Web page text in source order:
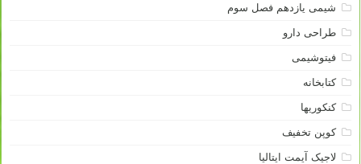
شیمی یازدهم فصل سوم
طراحی دارو
فیتوشیمی
کتابخانه
کنکوریها
کوپن تخفیف
لاجیک آیمت ایتالیا